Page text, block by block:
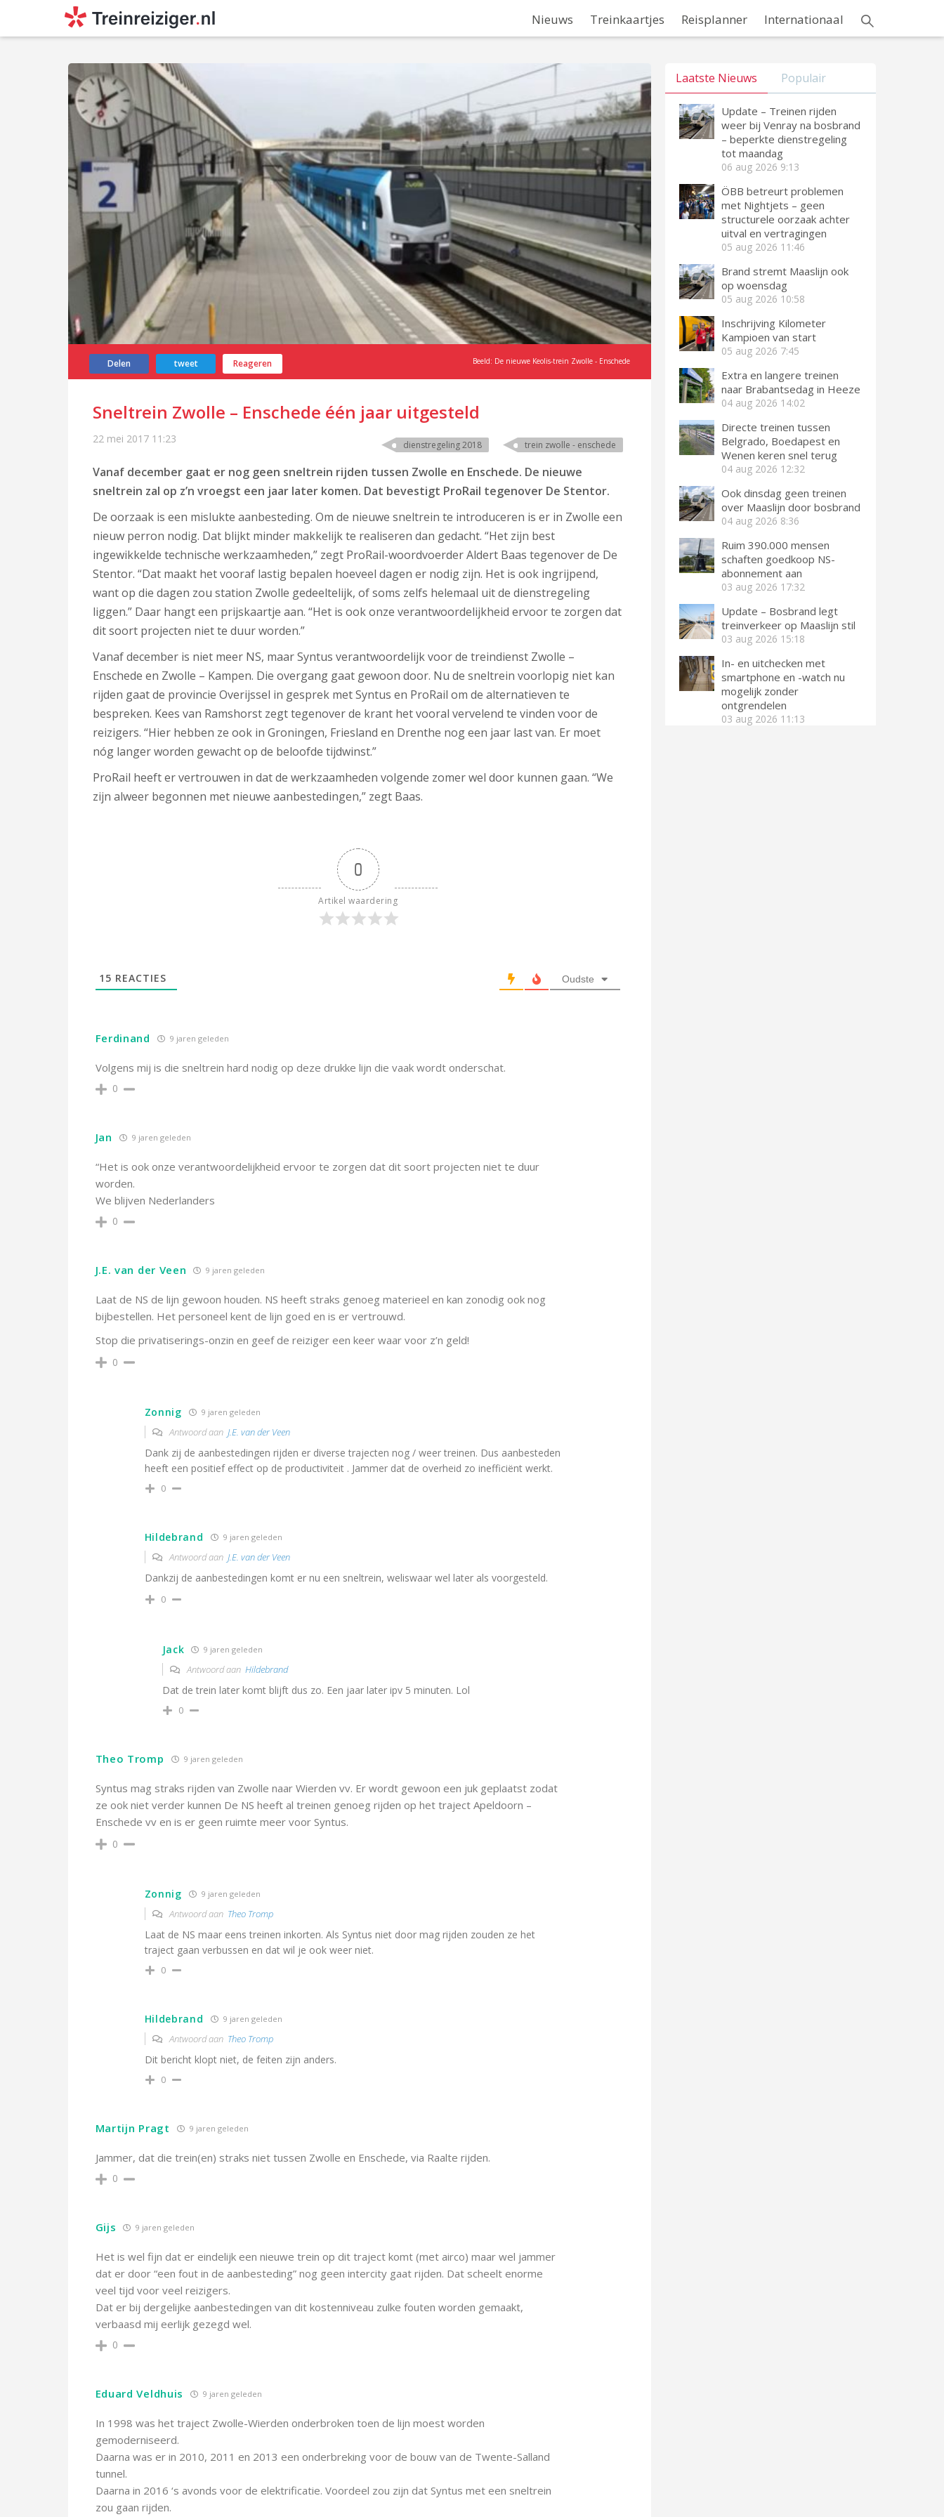
Nieuws Treinkaartjes Reisplanner Internationaal
Delen tweet Reageren Beeld: De nieuwe Keolis-trein Zwolle - Enschede
Sneltrein Zwolle – Enschede één jaar uitgesteld
22 mei 2017 11:23 dienstregeling 2018 trein zwolle - enschede
Vanaf december gaat er nog geen sneltrein rijden tussen Zwolle en Enschede. De nieuwe
sneltrein zal op z’n vroegst een jaar later komen. Dat bevestigt ProRail tegenover De Stentor.
De oorzaak is een mislukte aanbesteding. Om de nieuwe sneltrein te introduceren is er in Zwolle een
nieuw perron nodig. Dat blijkt minder makkelijk te realiseren dan gedacht. “Het zijn best
ingewikkelde technische werkzaamheden,” zegt ProRail-woordvoerder Aldert Baas tegenover de De
Stentor. “Dat maakt het vooraf lastig bepalen hoeveel dagen er nodig zijn. Het is ook ingrijpend,
want op die dagen zou station Zwolle gedeeltelijk, of soms zelfs helemaal uit de dienstregeling
liggen.” Daar hangt een prijskaartje aan. “Het is ook onze verantwoordelijkheid ervoor te zorgen dat
dit soort projecten niet te duur worden.”
Vanaf december is niet meer NS, maar Syntus verantwoordelijk voor de treindienst Zwolle –
Enschede en Zwolle – Kampen. Die overgang gaat gewoon door. Nu de sneltrein voorlopig niet kan
rijden gaat de provincie Overijssel in gesprek met Syntus en ProRail om de alternatieven te
bespreken. Kees van Ramshorst zegt tegenover de krant het vooral vervelend te vinden voor de
reizigers. “Hier hebben ze ook in Groningen, Friesland en Drenthe nog een jaar last van. Er moet
nóg langer worden gewacht op de beloofde tijdwinst.”
ProRail heeft er vertrouwen in dat de werkzaamheden volgende zomer wel door kunnen gaan. “We
zijn alweer begonnen met nieuwe aanbestedingen,” zegt Baas.
0
Artikel waardering
15 REACTIES Oudste
Ferdinand 9 jaren geleden
Volgens mij is die sneltrein hard nodig op deze drukke lijn die vaak wordt onderschat.
0
Jan 9 jaren geleden
“Het is ook onze verantwoordelijkheid ervoor te zorgen dat dit soort projecten niet te duur
worden.
We blijven Nederlanders
0
J.E. van der Veen 9 jaren geleden
Laat de NS de lijn gewoon houden. NS heeft straks genoeg materieel en kan zonodig ook nog
bijbestellen. Het personeel kent de lijn goed en is er vertrouwd.
Stop die privatiserings-onzin en geef de reiziger een keer waar voor z’n geld!
0
Zonnig 9 jaren geleden
Antwoord aan J.E. van der Veen
Dank zij de aanbestedingen rijden er diverse trajecten nog / weer treinen. Dus aanbesteden
heeft een positief effect op de productiviteit . Jammer dat de overheid zo inefficiënt werkt.
0
Hildebrand 9 jaren geleden
Antwoord aan J.E. van der Veen
Dankzij de aanbestedingen komt er nu een sneltrein, weliswaar wel later als voorgesteld.
0
Jack 9 jaren geleden
Antwoord aan Hildebrand
Dat de trein later komt blijft dus zo. Een jaar later ipv 5 minuten. Lol
0
Theo Tromp 9 jaren geleden
Syntus mag straks rijden van Zwolle naar Wierden vv. Er wordt gewoon een juk geplaatst zodat
ze ook niet verder kunnen De NS heeft al treinen genoeg rijden op het traject Apeldoorn –
Enschede vv en is er geen ruimte meer voor Syntus.
0
Zonnig 9 jaren geleden
Antwoord aan Theo Tromp
Laat de NS maar eens treinen inkorten. Als Syntus niet door mag rijden zouden ze het
traject gaan verbussen en dat wil je ook weer niet.
0
Hildebrand 9 jaren geleden
Antwoord aan Theo Tromp
Dit bericht klopt niet, de feiten zijn anders.
0
Martijn Pragt 9 jaren geleden
Jammer, dat die trein(en) straks niet tussen Zwolle en Enschede, via Raalte rijden.
0
Gijs 9 jaren geleden
Het is wel fijn dat er eindelijk een nieuwe trein op dit traject komt (met airco) maar wel jammer
dat er door “een fout in de aanbesteding” nog geen intercity gaat rijden. Dat scheelt enorme
veel tijd voor veel reizigers.
Dat er bij dergelijke aanbestedingen van dit kostenniveau zulke fouten worden gemaakt,
verbaasd mij eerlijk gezegd wel.
0
Eduard Veldhuis 9 jaren geleden
In 1998 was het traject Zwolle-Wierden onderbroken toen de lijn moest worden
gemoderniseerd.
Daarna was er in 2010, 2011 en 2013 een onderbreking voor de bouw van de Twente-Salland
tunnel.
Daarna in 2016 ‘s avonds voor de elektrificatie. Voordeel zou zijn dat Syntus met een sneltrein
zou gaan rijden.
Laatste Nieuws Populair
Update – Treinen rijden
weer bij Venray na bosbrand
– beperkte dienstregeling
tot maandag
06 aug 2026 9:13
ÖBB betreurt problemen
met Nightjets – geen
structurele oorzaak achter
uitval en vertragingen
05 aug 2026 11:46
Brand stremt Maaslijn ook
op woensdag
05 aug 2026 10:58
Inschrijving Kilometer
Kampioen van start
05 aug 2026 7:45
Extra en langere treinen
naar Brabantsedag in Heeze
04 aug 2026 14:02
Directe treinen tussen
Belgrado, Boedapest en
Wenen keren snel terug
04 aug 2026 12:32
Ook dinsdag geen treinen
over Maaslijn door bosbrand
04 aug 2026 8:36
Ruim 390.000 mensen
schaften goedkoop NS-
abonnement aan
03 aug 2026 17:32
Update – Bosbrand legt
treinverkeer op Maaslijn stil
03 aug 2026 15:18
In- en uitchecken met
smartphone en -watch nu
mogelijk zonder
ontgrendelen
03 aug 2026 11:13